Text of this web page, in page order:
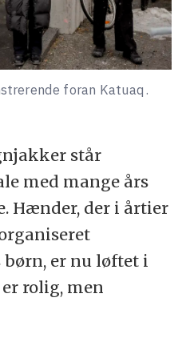
foran Katuaq.
står
med mange års
Hænder, der i årtier
er nu løftet i
rolig, men